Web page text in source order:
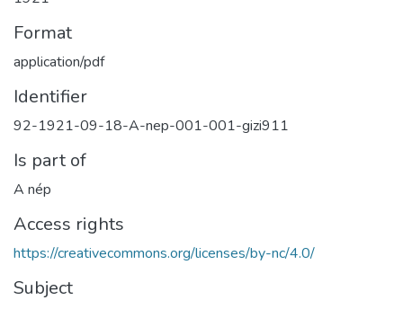
Format
application/pdf
Identifier
92-1921-09-18-A-nep-001-001-gizi911
Is part of
A nép
Access rights
https://creativecommons.org/licenses/by-nc/4.0/
Subject